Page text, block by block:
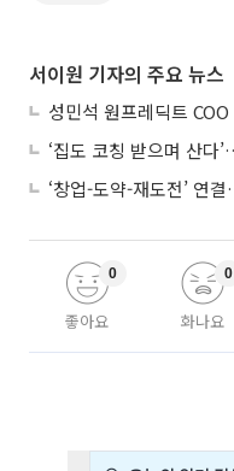
서이원 기자의 주요 뉴스
좋아요
0
화나요
0